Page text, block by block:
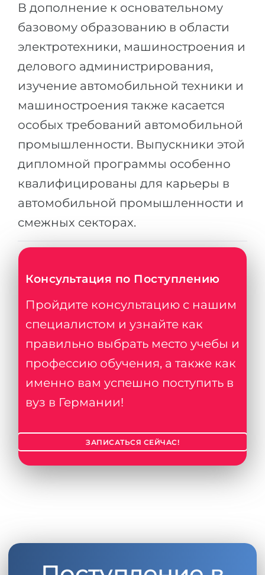
В дополнение к основательному
базовому образованию в области
электротехники, машиностроения и
делового администрирования,
изучение автомобильной техники и
машиностроения также касается
особых требований автомобильной
промышленности. Выпускники этой
дипломной программы особенно
квалифицированы для карьеры в
автомобильной промышленности и
смежных секторах.
Консультация по Поступлению
Пройдите консультацию с нашим
специалистом и узнайте как
правильно выбрать место учебы и
профессию обучения, а также как
именно вам успешно поступить в
вуз в Германии!
ЗАПИСАТЬСЯ СЕЙЧАС!